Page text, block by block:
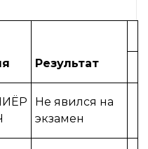
Результат
Не явился на
экзамен